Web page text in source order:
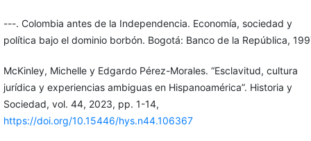
---. Colombia antes de la Independencia. Economía, sociedad y
política bajo el dominio borbón. Bogotá: Banco de la República,
McKinley, Michelle y Edgardo Pérez-Morales. “Esclavitud, cultura
jurídica y experiencias ambiguas en Hispanoamérica”. Historia y
Sociedad, vol. 44, 2023, pp. 1-14,
https://doi.org/10.15446/hys.n44.106367